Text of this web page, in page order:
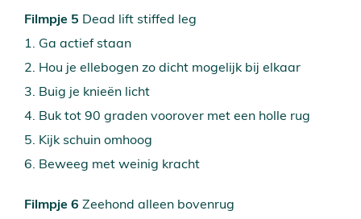
Filmpje 5 Dead lift stiffed leg
1. Ga actief staan
2. Hou je ellebogen zo dicht mogelijk bij elkaar
3. Buig je knieën licht
4. Buk tot 90 graden voorover met een holle rug
5. Kijk schuin omhoog
6. Beweeg met weinig kracht
Filmpje 6 Zeehond alleen bovenrug